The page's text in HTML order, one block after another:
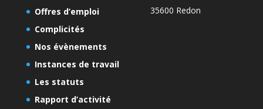
Offres d’emploi
Complicités
Nos évènements
Instances de travail
Les statuts
Rapport d’activité
35600 Redon